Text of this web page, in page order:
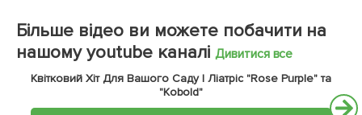
Більше відео ви можете побачити на
нашому youtube каналі Дивитися все
Квітковий Хіт Для Вашого Саду | Ліатріс "Rose Purple" та
"Kobold"